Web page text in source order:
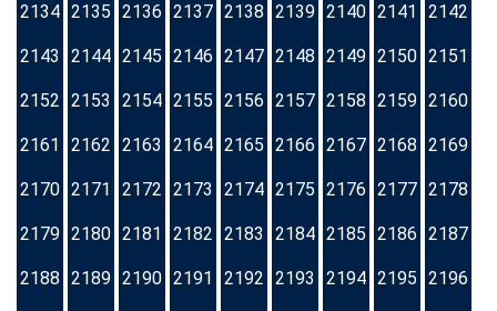
2134 2135 2136 2137 2138 2139 2140 2141 2142
2143 2144 2145 2146 2147 2148 2149 2150 2151
2152 2153 2154 2155 2156 2157 2158 2159 2160
2161 2162 2163 2164 2165 2166 2167 2168 2169
2170 2171 2172 2173 2174 2175 2176 2177 2178
2179 2180 2181 2182 2183 2184 2185 2186 2187
2188 2189 2190 2191 2192 2193 2194 2195 2196